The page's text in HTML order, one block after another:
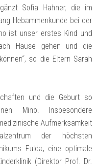
Sofia Hahner, die im
Hebammenkunde bei der
ist unser erstes Kind und
Hause gehen und die
so die Eltern Sarah
und die Geburt so
Mino. Insbesondere
Aufmerksamkeit
der höchsten
Fulda, eine optimale
(Direktor Prof. Dr.